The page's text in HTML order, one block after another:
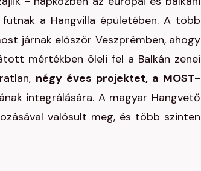
futnak a Hangvilla épületében. A több
járnak először Veszprémben, ahogy
mértékben öleli fel a Balkán zenei
négy éves projektet, a MOST-
integrálására. A magyar Hangvető
valósult meg, és több szinten